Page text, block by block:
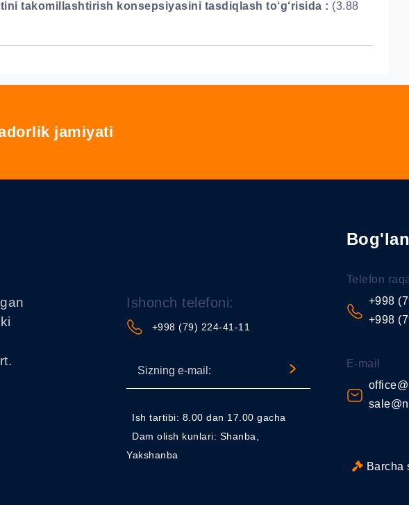
takomillashtirish konsepsiyasini tasdiqlash to‘g‘risida : (3.88
jamiyati
Ishonch telefoni:
+998 (79) 224-41-11
Ish tartibi: 8.00 dan 17.00 gacha
Dam olish kunlari: Shanba,
Yakshanba
Telefon
+998
+998
E-mail
Barcha